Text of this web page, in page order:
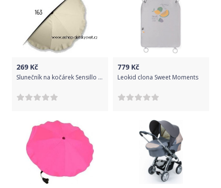
269 Kč
Slunečník na kočárek Sensillo smetanovokrémový č.163
779 Kč
Leokid clona Sweet Moments